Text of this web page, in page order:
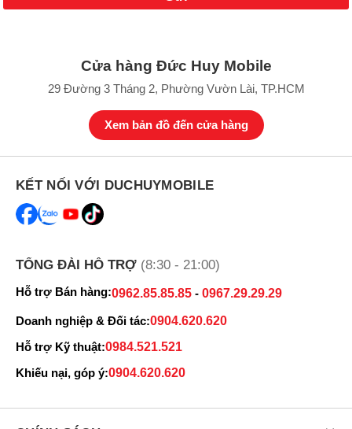
Cửa hàng Đức Huy Mobile
29 Đường 3 Tháng 2, Phường Vườn Lài, TP.HCM
Xem bản đồ đến cửa hàng
KẾT NỐI VỚI DUCHUYMOBILE
TỔNG ĐÀI HỖ TRỢ (8:30 - 21:00)
Hỗ trợ Bán hàng:0962.85.85.85 - 0967.29.29.29
Doanh nghiệp & Đối tác:0904.620.620
Hỗ trợ Kỹ thuật:0984.521.521
Khiếu nại, góp ý:0904.620.620